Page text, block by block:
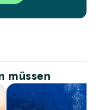
müssen